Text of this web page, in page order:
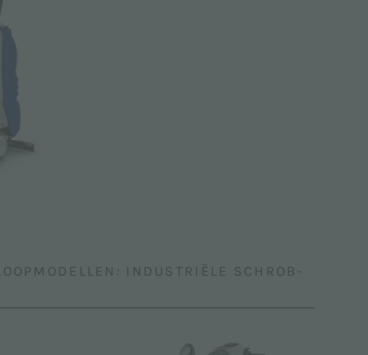
INDUSTRIËLE SCHROB-